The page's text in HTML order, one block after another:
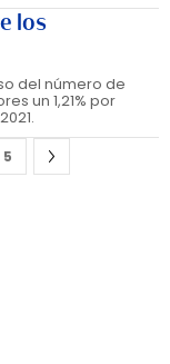
los
del número de
un 1,21% por
5